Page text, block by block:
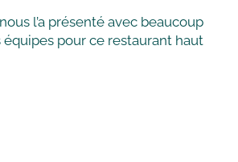
l’a présenté avec beaucoup
pour ce restaurant haut